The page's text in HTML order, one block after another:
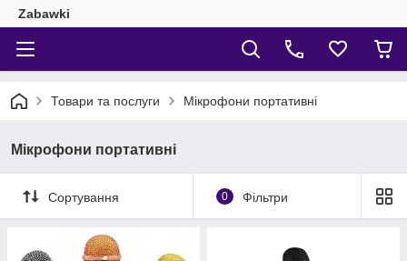
Zabawki
Товари та послуги Мікрофони портативні
Мікрофони портативні
Сортування 0 Фільтри